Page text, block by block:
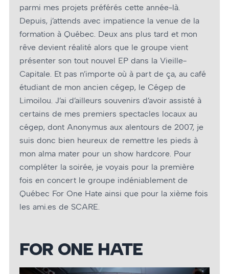
parmi mes projets préférés cette année-là.
Depuis, j’attends avec impatience la venue de la
formation à Québec. Deux ans plus tard et mon
rêve devient réalité alors que le groupe vient
présenter son tout nouvel EP dans la Vieille-
Capitale. Et pas n’importe où à part de ça, au café
étudiant de mon ancien cégep, le Cégep de
Limoilou. J’ai d’ailleurs souvenirs d’avoir assisté à
certains de mes premiers spectacles locaux au
cégep, dont Anonymus aux alentours de 2007, je
suis donc bien heureux de remettre les pieds à
mon alma mater pour un show hardcore. Pour
compléter la soirée, je voyais pour la première
fois en concert le groupe indéniablement de
Québec For One Hate ainsi que pour la xième fois
les ami.es de SCARE.
FOR ONE HATE